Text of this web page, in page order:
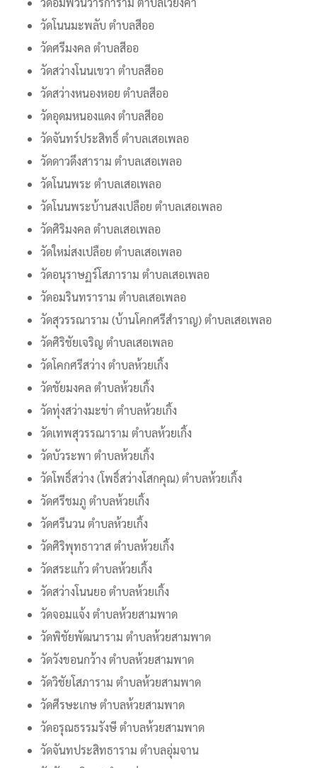
วัดโนนมะพลับ ตำบลสีออ
วัดศรีมงคล ตำบลสีออ
วัดสว่างโนนเขวา ตำบลสีออ
วัดสว่างหนองหอย ตำบลสีออ
วัดอุดมหนองแดง ตำบลสีออ
วัดจันทร์ประสิทธิ์ ตำบลเสอเพลอ
วัดดาวดึงสาราม ตำบลเสอเพลอ
วัดโนนพระ ตำบลเสอเพลอ
วัดโนนพระบ้านสงเปลือย ตำบลเสอเพลอ
วัดศิริมงคล ตำบลเสอเพลอ
วัดใหม่สงเปลือย ตำบลเสอเพลอ
วัดอนุราษฏร์โสภาราม ตำบลเสอเพลอ
วัดอมรินทราราม ตำบลเสอเพลอ
วัดสุวรรณาราม (บ้านโคกศรีสำราญ) ตำบลเสอเพลอ
วัดศิริชัยเจริญ ตำบลเสอเพลอ
วัดโคกศรีสว่าง ตำบลห้วยเกิ้ง
วัดชัยมงคล ตำบลห้วยเกิ้ง
วัดทุ่งสว่างมะข่า ตำบลห้วยเกิ้ง
วัดเทพสุวรรณาราม ตำบลห้วยเกิ้ง
วัดบัวระพา ตำบลห้วยเกิ้ง
วัดโพธิ์สว่าง (โพธิ์สว่างโสกคุณ) ตำบลห้วยเกิ้ง
วัดศรีชมภู ตำบลห้วยเกิ้ง
วัดศรีนวน ตำบลห้วยเกิ้ง
วัดศิริพุทธาวาส ตำบลห้วยเกิ้ง
วัดสระแก้ว ตำบลห้วยเกิ้ง
วัดสว่างโนนยอ ตำบลห้วยเกิ้ง
วัดจอมแจ้ง ตำบลห้วยสามพาด
วัดพิชัยพัฒนาราม ตำบลห้วยสามพาด
วัดวังขอนกว้าง ตำบลห้วยสามพาด
วัดวิชัยโสภาราม ตำบลห้วยสามพาด
วัดศีรษะเกษ ตำบลห้วยสามพาด
วัดอรุณธรรมรังษี ตำบลห้วยสามพาด
วัดจันทประสิทธาราม ตำบลอุ่มจาน